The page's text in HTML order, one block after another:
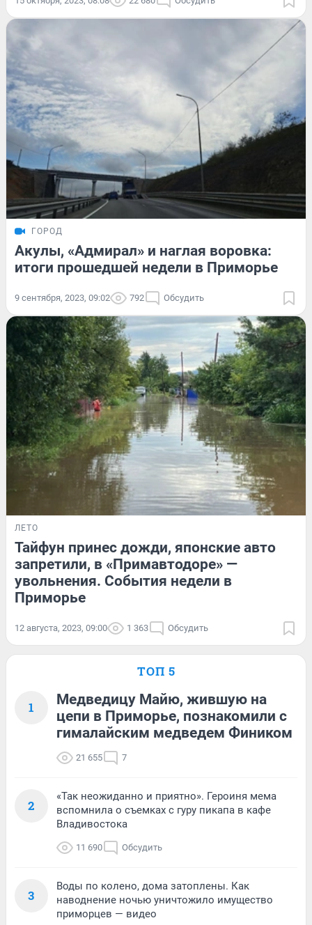
ГОРОД
Акулы, «Адмирал» и наглая воровка:
итоги прошедшей недели в Приморье
9 сентября, 2023, 09:02 792 Обсудить
ЛЕТО
Тайфун принес дожди, японские авто
запретили, в «Примавтодоре» —
увольнения. События недели в
Приморье
12 августа, 2023, 09:00 1 363 Обсудить
ТОП 5
1
Медведицу Майю, жившую на
цепи в Приморье, познакомили с
гималайским медведем Фиником
21 655 7
2
«Так неожиданно и приятно». Героиня мема
вспомнила о съемках с гуру пикапа в кафе
Владивостока
11 690 Обсудить
3
Воды по колено, дома затоплены. Как
наводнение ночью уничтожило имущество
приморцев — видео